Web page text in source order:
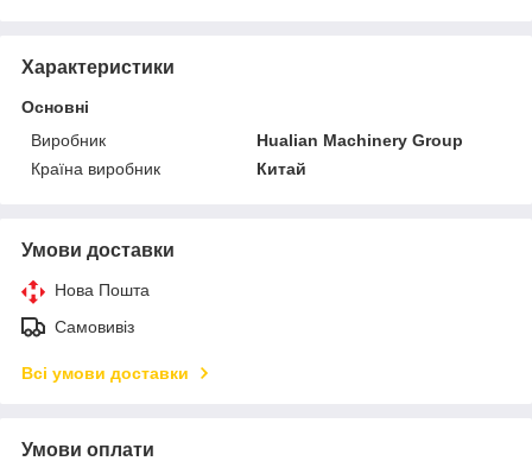
Характеристики
Основні
Виробник
Hualian Machinery Group
Країна виробник
Китай
Умови доставки
Нова Пошта
Самовивіз
Всі умови доставки
Умови оплати